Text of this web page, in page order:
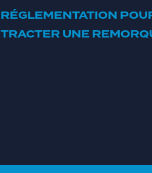
RÉGLEMENTATION
TRACTER UNE